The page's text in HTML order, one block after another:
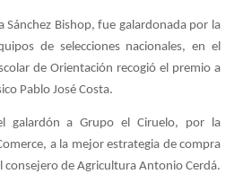
Bishop, fue galardonada por la
de selecciones nacionales, en el
de Orientación recogió el premio a
Pablo José Costa.
galardón a Grupo el Ciruelo, por la
a la mejor estrategia de compra
consejero de Agricultura Antonio Cerdá.